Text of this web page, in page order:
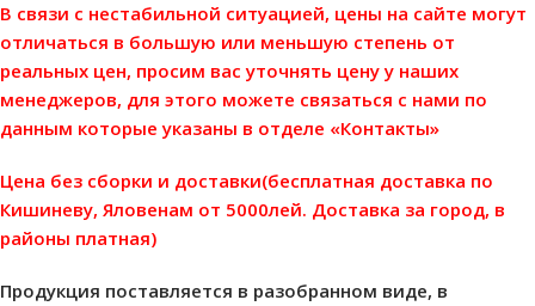
В связи с нестабильной ситуацией, цены на сайте могут
отличаться в большую или меньшую степень от
реальных цен, просим вас уточнять цену у наших
менеджеров, для этого можете связаться с нами по
данным которые указаны в отделе «Контакты»
Цена без сборки и доставки(бесплатная доставка по
Кишиневу, Яловенам от 5000лей. Доставка за город, в
районы платная)
Продукция поставляется в разобранном виде, в